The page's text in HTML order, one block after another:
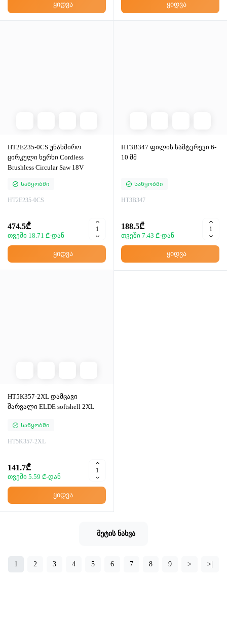
ყიდვა ყიდვა
HT2E235-0CS უნახშირო
ცირკული ხერხი Cordless
Brushless Circular Saw 18V
Საწყობში
HT2E235-0CS
474.5₾
თვეში 18.71 ₾-დან
ყიდვა
HT3B347 ფილის სამტვრევი 6-
10 მმ
Საწყობში
HT3B347
188.5₾
თვეში 7.43 ₾-დან
ყიდვა
HT5K357-2XL დამცავი
შარვალი ELDE softshell 2XL
Საწყობში
HT5K357-2XL
141.7₾
თვეში 5.59 ₾-დან
ყიდვა
მეტის ნახვა
1 2 3 4 5 6 7 8 9 > >|